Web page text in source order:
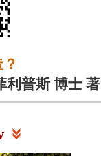
利普斯 博士 著